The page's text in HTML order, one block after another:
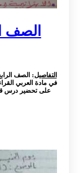
الصف
التفاصيل: الصف
في مادة العربي
على تحضير درس